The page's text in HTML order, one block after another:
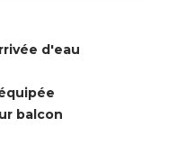
d'eau
balcon